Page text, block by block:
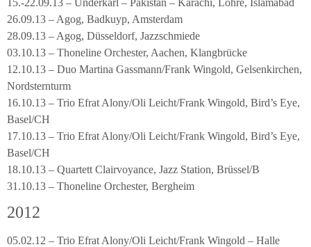
26.09.13 – Agog, Badkuyp, Amsterdam
28.09.13 – Agog, Düsseldorf, Jazzschmiede
03.10.13 – Thoneline Orchester, Aachen, Klangbrücke
12.10.13 – Duo Martina Gassmann/Frank Wingold, Gelsenkirchen,
Nordsternturm
16.10.13 – Trio Efrat Alony/Oli Leicht/Frank Wingold, Bird’s Eye,
Basel/CH
17.10.13 – Trio Efrat Alony/Oli Leicht/Frank Wingold, Bird’s Eye,
Basel/CH
18.10.13 – Quartett Clairvoyance, Jazz Station, Brüssel/B
31.10.13 – Thoneline Orchester, Bergheim
2012
05.02.12 – Trio Efrat Alony/Oli Leicht/Frank Wingold – Halle